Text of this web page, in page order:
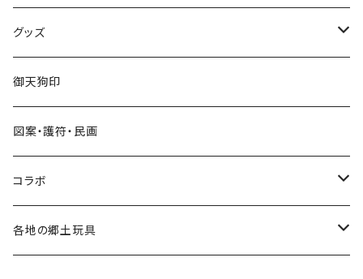
グッズ
手びねり人形・小福人形
張り子
手びねり人形
グッズ
コラボ
グッズ
キーホルダー
シール
遠州綿紬ハンカチ
注染そめ手ぬぐい
御天狗印
図案・護符・民画
コラボ
＜遠州綿紬＞ハンカチ
各地の郷土玩具